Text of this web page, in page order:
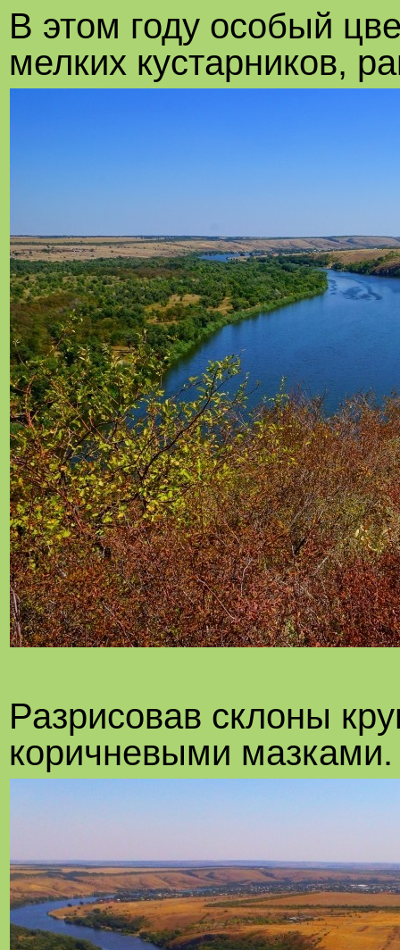
В этом году особый
мелких кустарников,
Разрисовав склоны
коричневыми мазками.